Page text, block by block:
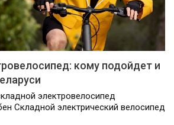
кому подойдет и
электровелосипед
Складной электрический велосипед